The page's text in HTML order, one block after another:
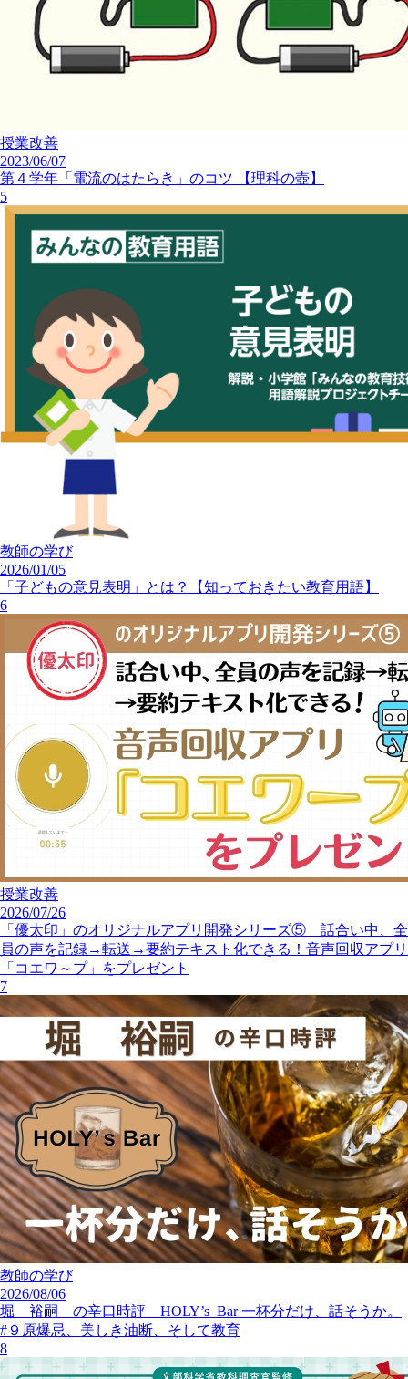
授業改善
2023/06/07
第４学年「電流のはたらき」のコツ 【理科の壺】
5
教師の学び
2026/01/05
「子どもの意見表明」とは？【知っておきたい教育用語】
6
授業改善
2026/07/26
「優太印」のオリジナルアプリ開発シリーズ⑤ 話合い中、全
員の声を記録→転送→要約テキスト化できる！音声回収アプリ
「コエワ～プ」をプレゼント
7
教師の学び
2026/08/06
堀 裕嗣 の辛口時評 HOLY’s Bar 一杯分だけ、話そうか。
#９原爆忌、美しき油断、そして教育
8